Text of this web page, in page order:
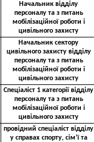
Начальник відділу
персоналу та з питань
мобілізаційної роботи і
цивільного захисту
Начальник сектору
цивільного захисту відділу
персоналу та з питань
мобілізаційної роботи і
цивільного захисту
Спеціаліст 1 категорії відділу
персоналу та з питань
мобілізаційної роботи і
цивільного захисту
провідний спеціаліст відділу
у справах спорту, сім’ї та